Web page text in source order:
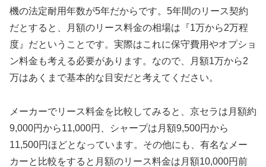
機の法定耐用年数が5年だからです。5年間のリース契約
だとすると、月額のリース料金の相場は『1万から2万程
度』だということです。実際はこれに保守費用やオプショ
ン料金も考える必要があります。なので、月額1万から2
万はあくまで基本的な目安だと考えてください。
メーカーでリース料金を比較してみると、京セラは月額約
9,000円から11,000円、シャープは月額9,500円から
11,500円ほどとなっています。その他にも、有名なメー
カーと比較をすると月額のリース料金は月額10,000円前